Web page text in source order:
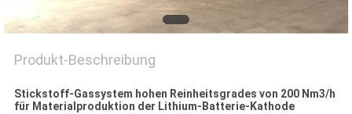
Produkt-Beschreibung
Stickstoff-Gassystem hohen Reinheitsgrades von 200 Nm3/h
für Materialproduktion der Lithium-Batterie-Kathode